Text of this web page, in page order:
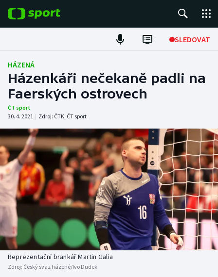
SLEDOVAT
Fotbal
Hokej
Tenis
Atletika
Cyklistika
DALŠÍ SPORTY
Americký fotbal
Baseball a softbal
Basketbal
Biatlon
NEPŘEHLÉDNĚTE
Soutěže
Historické návraty
Aplikace ČT sport
HÁZENÁ
Házenkáři nečekaně padli na
Faerských ostrovech
ČT sport
30. 4. 2021 | Zdroj: ČTK, ČT sport
Reprezentační brankář Martin Galia
Zdroj: Český svaz házené/Ivo Dudek